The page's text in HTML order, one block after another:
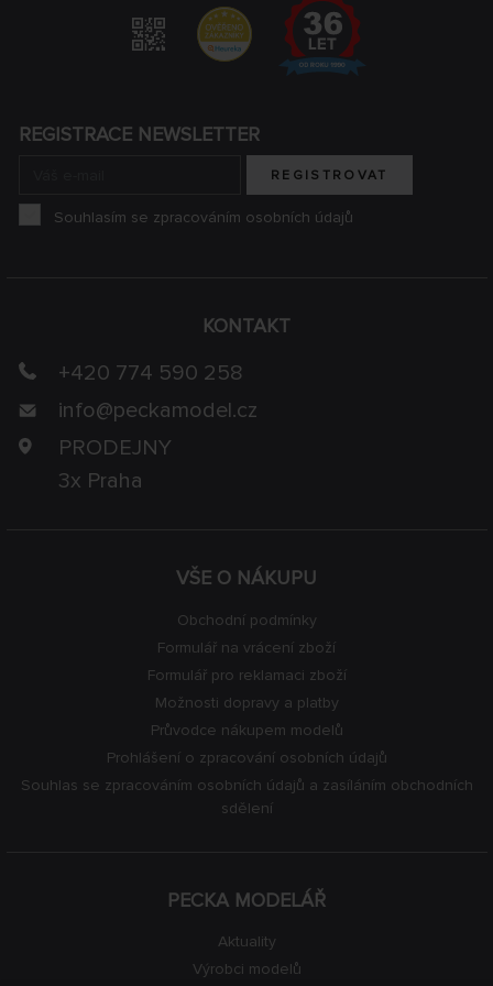
VŠE O NÁKUPU
Obchodní podmínky
Formulář na vrácení zboží
Formulář pro reklamaci zboží
Možnosti dopravy a platby
Průvodce nákupem modelů
Prohlášení o zpracování osobních údajů
Souhlas se zpracováním osobních údajů a zasíláním obchodních
sdělení
PECKA MODELÁŘ
Aktuality
Výrobci modelů
KONTAKT
+420 774 590 258
info@peckamodel.cz
PRODEJNY
3x Praha
REGISTRACE NEWSLETTER
REGISTROVAT
Souhlasím se zpracováním osobních údajů